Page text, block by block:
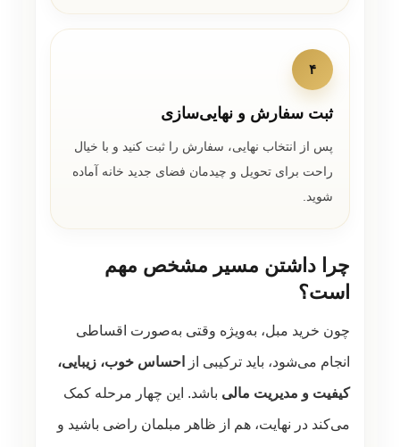
۴
ثبت سفارش و نهایی‌سازی
پس از انتخاب نهایی، سفارش را ثبت کنید و با خیال
راحت برای تحویل و چیدمان فضای جدید خانه آماده
شوید.
چرا داشتن مسیر مشخص مهم
است؟
چون خرید مبل، به‌ویژه وقتی به‌صورت اقساطی
انجام می‌شود، باید ترکیبی از احساس خوب، زیبایی،
کیفیت و مدیریت مالی باشد. این چهار مرحله کمک
می‌کند در نهایت، هم از ظاهر مبلمان راضی باشید و